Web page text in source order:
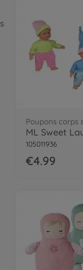
Poupons corps
ML Sweet
105011936
€4.99